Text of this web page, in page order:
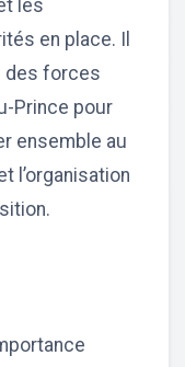
les
en place. Il
des forces
Prince pour
ensemble au
l’organisation